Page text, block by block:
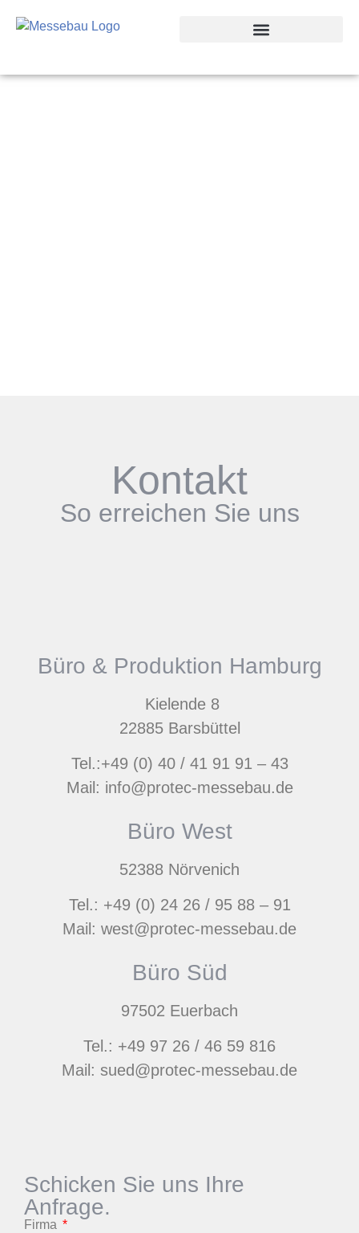
Kontakt
So erreichen Sie uns
Büro & Produktion Hamburg
Kielende 8
22885 Barsbüttel
Tel.:+49 (0) 40 / 41 91 91 – 43
Mail: info@protec-messebau.de
Büro West
52388 Nörvenich
Tel.: +49 (0) 24 26 / 95 88 – 91
Mail: west@protec-messebau.de
Büro Süd
97502 Euerbach
Tel.: +49 97 26 / 46 59 816
Mail: sued@protec-messebau.de
Schicken Sie uns Ihre
Anfrage.
Firma